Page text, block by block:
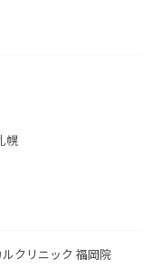
幌
クリニック 福岡院